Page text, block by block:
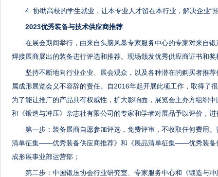
4. 协助高校的学生就业，让本专业人才留在本行业，解决企业“
2023优秀装备与技术供应商推荐
在展会期间举行，由来自头脑风暴专家服务中心的专家对来自
焊接展商展出的装备进行评选和推荐。现场颁发优秀供应商证书和
坚持不断地向行业企业、展会观众，以及各种潜在的购买者推
属成形展览会义不容辞的责任。自2016年起开展此项工作，取得了
为了能让推广的产品具有权威性，扩大影响面，展览会主办方组织
和《锻造与冲压》杂志社有限公司的专家和学者对展品予以评价，进
第一步：装备展商自愿参加评选，免费评审，不收取任何费用
清单征集——优秀装备供应商推荐》和《展品清单征集——优秀装备
成形展事业部运营部；
第二步：中国锻压协会行业研究室、专家服务中心和《锻造与